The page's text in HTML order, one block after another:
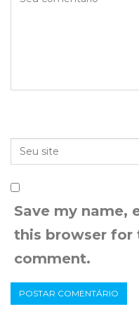
Save my name,
this browser for
comment.